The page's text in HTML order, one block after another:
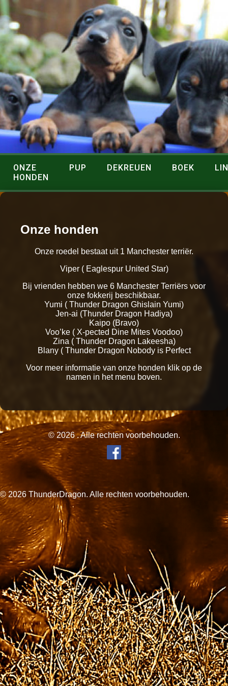
ONZE
HONDEN
PUP DEKREUEN BOEK
Onze honden
Onze roedel bestaat uit 1 Manchester terriër.
Viper ( Eaglespur United Star)
Bij vrienden hebben we 6 Manchester Terriërs voor
onze fokkerij beschikbaar.
Yumi ( Thunder Dragon Ghislain Yumi)
Jen-ai (Thunder Dragon Hadiya)
Kaipo (Bravo)
Voo’ke ( X-pected Dine Mites Voodoo)
Zina ( Thunder Dragon Lakeesha)
Blany ( Thunder Dragon Nobody is Perfect
Voor meer informatie van onze honden klik op de
namen in het menu boven.
© 2026 . Alle rechten voorbehouden.
© 2026 ThunderDragon. Alle rechten voorbehouden.